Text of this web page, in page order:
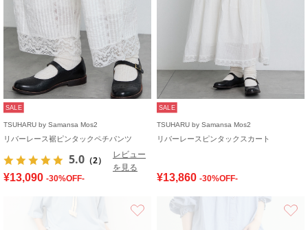
SALE
TSUHARU by Samansa Mos2
リバーレース裾ピンタックペチパンツ
5.0 （2）
レビュー
を見る
¥13,090 -30%OFF-
SALE
TSUHARU by Samansa Mos2
リバーレースピンタックスカート
¥13,860 -30%OFF-
お気に入り